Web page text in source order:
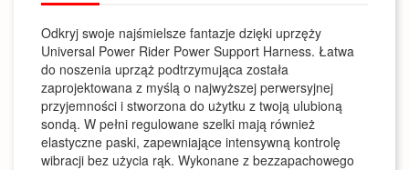
Odkryj swoje najśmielsze fantazje dzięki uprzęży
Universal Power Rider Power Support Harness. Łatwa
do noszenia uprząż podtrzymująca została
zaprojektowana z myślą o najwyższej perwersyjnej
przyjemności i stworzona do użytku z twoją ulubioną
sondą. W pełni regulowane szelki mają również
elastyczne paski, zapewniające intensywną kontrolę
wibracji bez użycia rąk. Wykonane z bezzapachowego